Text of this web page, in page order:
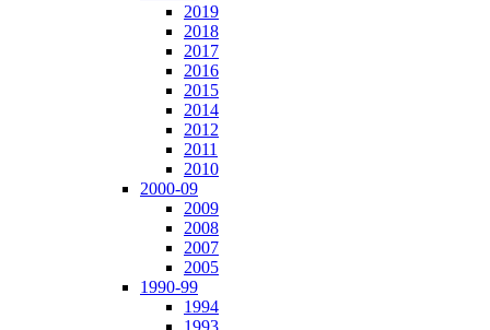
2019
2018
2017
2016
2015
2014
2012
2011
2010
2000-09
2009
2008
2007
2005
1990-99
1994
1993